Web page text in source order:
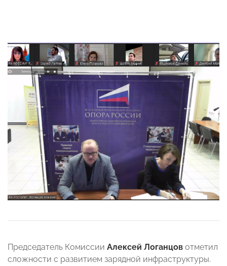
Председатель Комиссии Алексей Логанцов отметил
сложности с развитием зарядной инфраструктуры.